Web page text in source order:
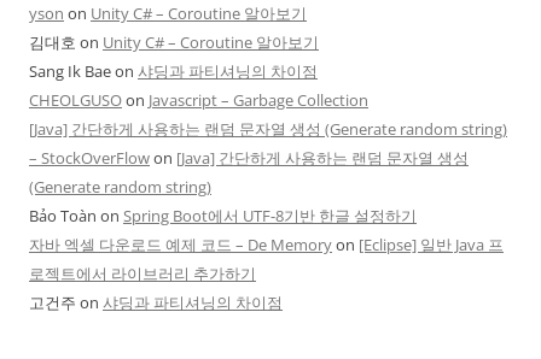
yson on Unity C# – Coroutine 알아보기
김대호 on Unity C# – Coroutine 알아보기
Sang Ik Baeon 샤딩과 파티셔닝의 차이점
CHEOLGUSOon Javascript – Garbage Collection
[Java] 간단하게 사용하는 랜덤 문자열 생성 (Generate random string)
– StockOverFlowon [Java] 간단하게 사용하는 랜덤 문자열 생성
(Generate random string)
Bảo Toàn on Spring Boot에서 UTF-8기반 한글 설정하기
자바 엑셀 다운로드 예제 코드 – De Memoryon [Eclipse] 일반 Java 프
로젝트에서 라이브러리 추가하기
고건주 on 샤딩과 파티셔닝의 차이점